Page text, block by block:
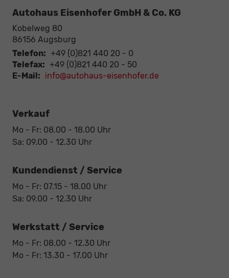
Autohaus Eisenhofer GmbH & Co. KG
Kobelweg 80
86156 Augsburg
Telefon: +49 (0)821 440 20 - 0
Telefax: +49 (0)821 440 20 - 50
E-Mail: info@autohaus-eisenhofer.de
Verkauf
Mo - Fr: 08.00 - 18.00 Uhr
Sa: 09.00 - 12.30 Uhr
Kundendienst / Service
Mo - Fr: 07.15 - 18.00 Uhr
Sa: 09.00 - 12.30 Uhr
Werkstatt / Service
Mo - Fr: 08.00 - 12.30 Uhr
Mo - Fr: 13.30 - 17.00 Uhr